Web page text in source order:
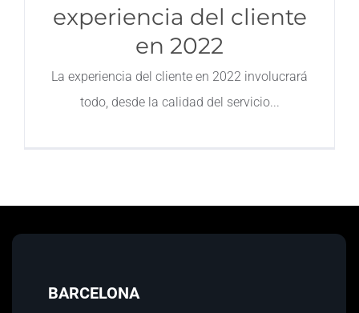
experiencia del cliente
en 2022
La experiencia del cliente en 2022 involucrará
todo, desde la calidad del servicio
BARCELONA